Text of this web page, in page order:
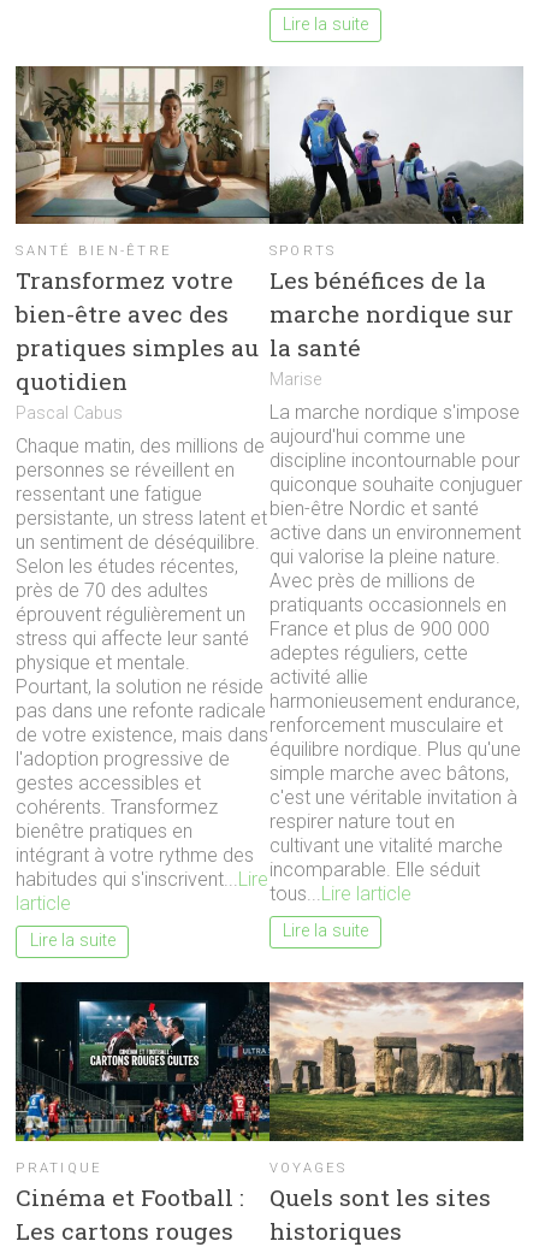
Lire la suite
SANTÉ BIEN-ÊTRE
Transformez votre
bien-être avec des
pratiques simples au
quotidien
Pascal Cabus
Chaque matin, des millions de
personnes se réveillent en
ressentant une fatigue
persistante, un stress latent et
un sentiment de déséquilibre.
Selon les études récentes,
près de 70 des adultes
éprouvent régulièrement un
stress qui affecte leur santé
physique et mentale.
Pourtant, la solution ne réside
pas dans une refonte radicale
de votre existence, mais dans
l'adoption progressive de
gestes accessibles et
cohérents. Transformez
bienêtre pratiques en
intégrant à votre rythme des
habitudes qui s'inscrivent... Lire
larticle
Lire la suite
SPORTS
Les bénéfices de la
marche nordique sur
la santé
Marise
La marche nordique s'impose
aujourd'hui comme une
discipline incontournable pour
quiconque souhaite conjuguer
bien-être Nordic et santé
active dans un environnement
qui valorise la pleine nature.
Avec près de millions de
pratiquants occasionnels en
France et plus de 900 000
adeptes réguliers, cette
activité allie
harmonieusement endurance,
renforcement musculaire et
équilibre nordique. Plus qu'une
simple marche avec bâtons,
c'est une véritable invitation à
respirer nature tout en
cultivant une vitalité marche
incomparable. Elle séduit
tous... Lire larticle
Lire la suite
PRATIQUE
Cinéma et Football :
Les cartons rouges
VOYAGES
Quels sont les sites
historiques